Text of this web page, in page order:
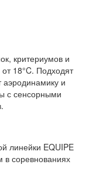
критериумов и
18°C. Подходят
аэродинамику и
с сенсорными
линейки EQUIPE
в соревнованиях